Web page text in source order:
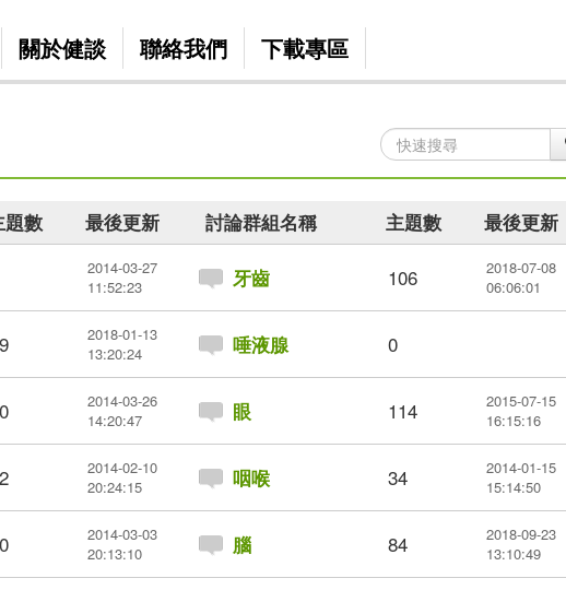
關於健談 聯絡我們 下載專區
題數 最後更新 討論群組名稱 主題數 最後更新
2014-03-27
11:52:23
牙齒 106
2018-07-08
06:06:01
2018-01-13
13:20:24
唾液腺 0
2014-03-26
14:20:47
眼 114
2015-07-15
16:15:16
2014-02-10
20:24:15
咽喉 34
2014-01-15
15:14:50
2014-03-03
20:13:10
腦 84
2018-09-23
13:10:49